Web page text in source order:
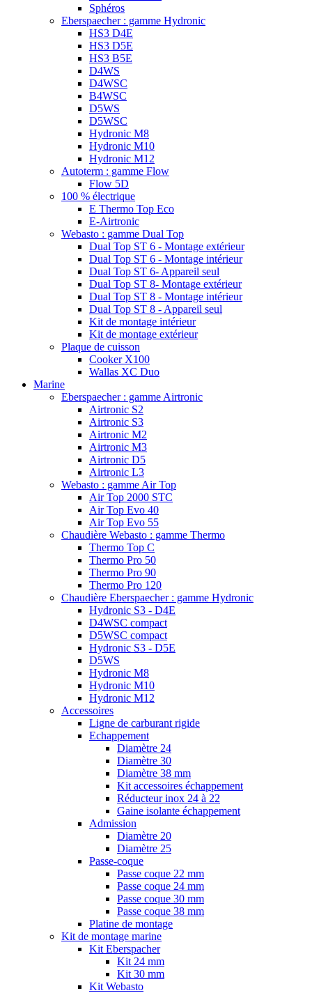
Sphéros
Eberspaecher : gamme Hydronic
HS3 D4E
HS3 D5E
HS3 B5E
D4WS
D4WSC
B4WSC
D5WS
D5WSC
Hydronic M8
Hydronic M10
Hydronic M12
Autoterm : gamme Flow
Flow 5D
100 % électrique
E Thermo Top Eco
E-Airtronic
Webasto : gamme Dual Top
Dual Top ST 6 - Montage extérieur
Dual Top ST 6 - Montage intérieur
Dual Top ST 6- Appareil seul
Dual Top ST 8- Montage extérieur
Dual Top ST 8 - Montage intérieur
Dual Top ST 8 - Appareil seul
Kit de montage intérieur
Kit de montage extérieur
Plaque de cuisson
Cooker X100
Wallas XC Duo
Marine
Eberspaecher : gamme Airtronic
Airtronic S2
Airtronic S3
Airtronic M2
Airtronic M3
Airtronic D5
Airtronic L3
Webasto : gamme Air Top
Air Top 2000 STC
Air Top Evo 40
Air Top Evo 55
Chaudière Webasto : gamme Thermo
Thermo Top C
Thermo Pro 50
Thermo Pro 90
Thermo Pro 120
Chaudière Eberspaecher : gamme Hydronic
Hydronic S3 - D4E
D4WSC compact
D5WSC compact
Hydronic S3 - D5E
D5WS
Hydronic M8
Hydronic M10
Hydronic M12
Accessoires
Ligne de carburant rigide
Echappement
Diamètre 24
Diamètre 30
Diamètre 38 mm
Kit accessoires échappement
Réducteur inox 24 à 22
Gaine isolante échappement
Admission
Diamètre 20
Diamètre 25
Passe-coque
Passe coque 22 mm
Passe coque 24 mm
Passe coque 30 mm
Passe coque 38 mm
Platine de montage
Kit de montage marine
Kit Eberspacher
Kit 24 mm
Kit 30 mm
Kit Webasto